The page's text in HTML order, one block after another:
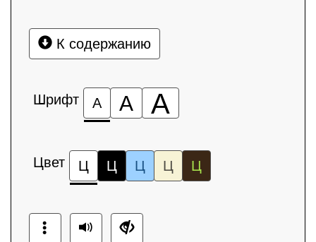
К содержанию
Шрифт А А А
Цвет Ц Ц Ц Ц Ц